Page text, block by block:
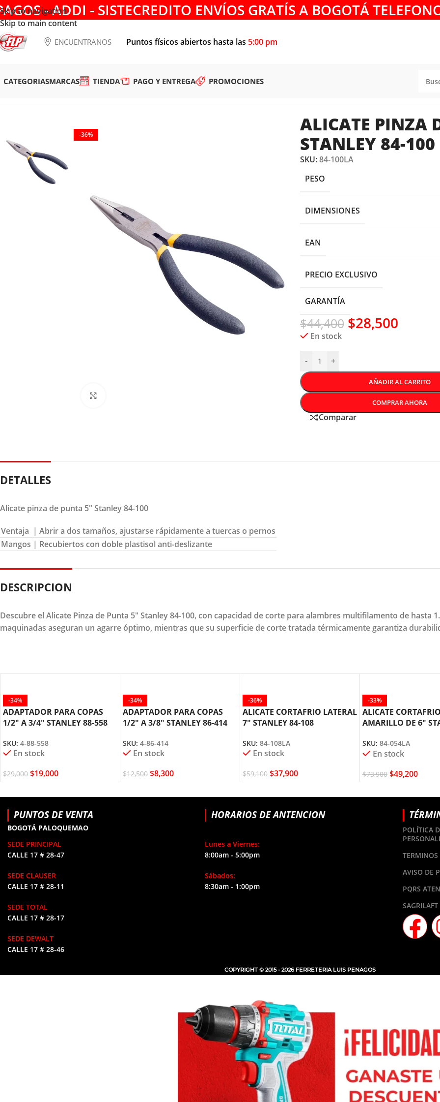
Skip to navigation
Skip to main content
- ADDI - SISTECREDITO ENVÍOS GRATÍS A BOGOTÁ
ENCUENTRANOS Puntos físicos abiertos hasta las 5:00 pm
CATEGORIASMARCAS TIENDA PAGO Y ENTREGA PROMOCIONES
-36%
ALICATE PINZA
STANLEY 84-100
SKU:84-100LA
PESO
DIMENSIONES
EAN
PRECIO EXCLUSIVO
GARANTÍA
$44,400 $28,500
En stock
- +
AÑADIR AL CARRITO
COMPRAR AHORA
Comparar
DETALLES
Alicate pinza de punta 5″ Stanley 84-100
Ventaja | Abrir a dos tamaños, ajustarse rápidamente a tuercas o pernos
Mangos | Recubiertos con doble plastisol anti-deslizante
DESCRIPCION
Descubre el Alicate Pinza de Punta 5" Stanley 84-100, con capacidad de corte para alambres multifilamento de hasta
maquinadas aseguran un agarre óptimo, mientras que su superficie de corte tratada térmicamente garantiza
-34%
ADAPTADOR PARA COPAS
1/2″ A 3/4″ STANLEY 88-558
SKU: 4-88-558
En stock
$29,000 $19,000
-34%
ADAPTADOR PARA COPAS
1/2″ A 3/8″ STANLEY 86-414
SKU: 4-86-414
En stock
$12,500 $8,300
-36%
ALICATE CORTAFRIO LATERAL
7″ STANLEY 84-108
SKU: 84-108LA
En stock
$59,100 $37,900
-33%
ALICATE
AMARILLO DE 6″
SKU: 84-054LA
En stock
$73,900 $49,200
PUNTOS DE VENTA
BOGOTÁ PALOQUEMAO
SEDE PRINCIPAL
CALLE 17 # 28-47
SEDE CLAUSER
CALLE 17 # 28-11
SEDE TOTAL
CALLE 17 # 28-17
SEDE DEWALT
CALLE 17 # 28-46
HORARIOS DE ANTENCION
Lunes a Viernes:
8:00am - 5:00pm
Sábados:
8:30am - 1:00pm
POLÍTICA
TERMINOS
AVISO DE
PQRS
SAGRILAFT
COPYRIGHT © 2015 - 2026 FERRETERIA LUIS PENAGOS